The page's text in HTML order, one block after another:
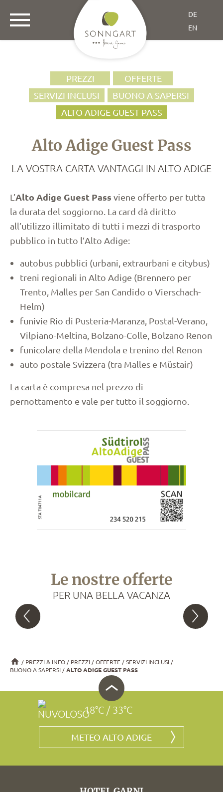
DE
EN
PREZZI
OFFERTE
SERVIZI INCLUSI
BUONO A SAPERSI
ALTO ADIGE GUEST PASS
Alto Adige Guest Pass
LA VOSTRA CARTA VANTAGGI IN ALTO ADIGE
L’Alto Adige Guest Pass viene offerto per tutta
la durata del soggiorno. La card dà diritto
all’utilizzo illimitato di tutti i mezzi di trasporto
pubblico in tutto l’Alto Adige:
autobus pubblici (urbani, extraurbani e citybus)
treni regionali in Alto Adige (Brennero per
Trento, Malles per San Candido o Vierschach-
Helm)
funivie Rio di Pusteria-Maranza, Postal-Verano,
Vilpiano-Meltina, Bolzano-Colle, Bolzano Renon
funicolare della Mendola e trenino del Renon
auto postale Svizzera (tra Malles e Müstair)
La carta è compresa nel prezzo di
pernottamento e vale per tutto il soggiorno.
Le nostre offerte
PER UNA BELLA VACANZA
PREZZI & INFO PREZZI OFFERTE
SERVIZI INCLUSI
BUONO A SAPERSI
ALTO ADIGE GUEST PASS
18°C / 33°C
METEO ALTO ADIGE